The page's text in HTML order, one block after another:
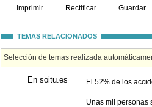
Imprimir Rectificar Guardar
TEMAS RELACIONADOS
Selección de temas realizada
En soitu.es El 52% de los
Unas mil personas